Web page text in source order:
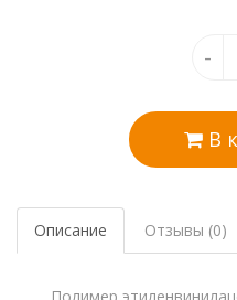
-
В
Описание Отзывы (0)